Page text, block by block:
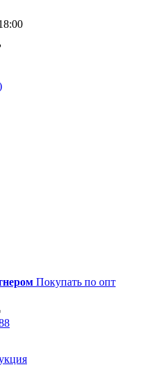
Покупать по опт